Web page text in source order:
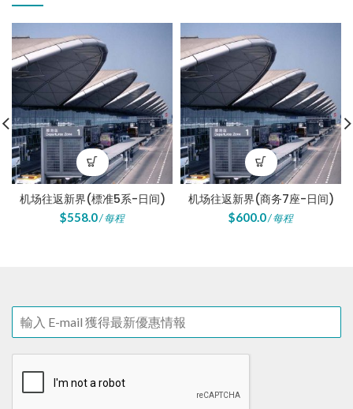
机场往返新界(標准5系-日间)
$558.0/ 每程
机场往返新界(商务7座-日间)
$600.0/ 每程